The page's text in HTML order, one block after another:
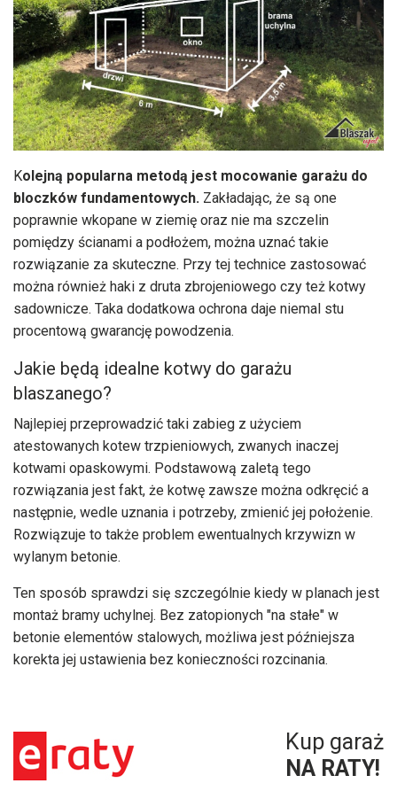
Kolejną popularna metodą jest mocowanie garażu do
bloczków fundamentowych. Zakładając, że są one
poprawnie wkopane w ziemię oraz nie ma szczelin
pomiędzy ścianami a podłożem, można uznać takie
rozwiązanie za skuteczne. Przy tej technice zastosować
można również haki z druta zbrojeniowego czy też kotwy
sadownicze. Taka dodatkowa ochrona daje niemal stu
procentową gwarancję powodzenia.
Jakie będą idealne kotwy do garażu
blaszanego?
Najlepiej przeprowadzić taki zabieg z użyciem
atestowanych kotew trzpieniowych, zwanych inaczej
kotwami opaskowymi. Podstawową zaletą tego
rozwiązania jest fakt, że kotwę zawsze można odkręcić a
następnie, wedle uznania i potrzeby, zmienić jej położenie.
Rozwiązuje to także problem ewentualnych krzywizn w
wylanym betonie.
Ten sposób sprawdzi się szczególnie kiedy w planach jest
montaż bramy uchylnej. Bez zatopionych "na stałe" w
betonie elementów stalowych, możliwa jest późniejsza
korekta jej ustawienia bez konieczności rozcinania.
Kup garaż
NA RATY!